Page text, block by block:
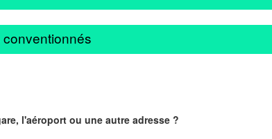
conventionnés
l'aéroport ou une autre adresse ?